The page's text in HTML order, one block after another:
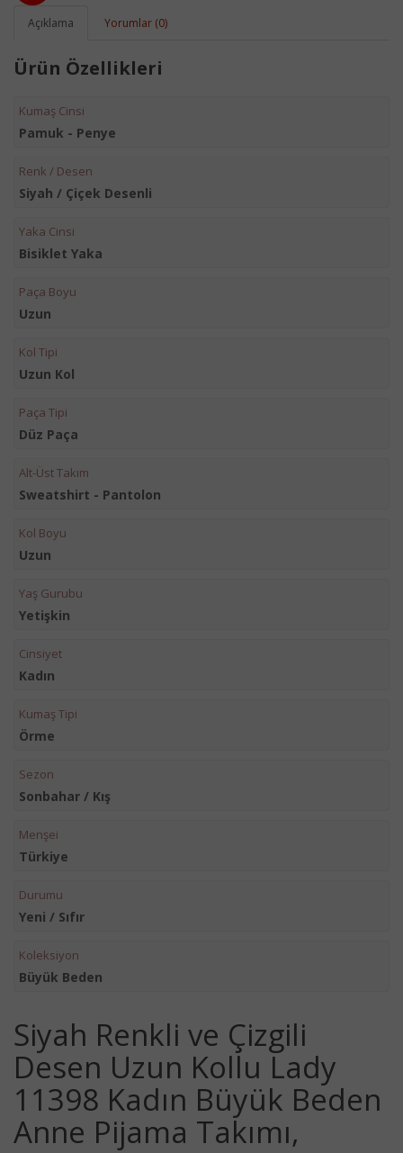
Açıklama Yorumlar (0)
Ürün Özellikleri
Kumaş Cinsi
Pamuk - Penye
Renk / Desen
Siyah / Çiçek Desenli
Yaka Cinsi
Bisiklet Yaka
Paça Boyu
Uzun
Kol Tipi
Uzun Kol
Paça Tipi
Düz Paça
Alt-Üst Takım
Sweatshirt - Pantolon
Kol Boyu
Uzun
Yaş Gurubu
Yetişkin
Cinsiyet
Kadın
Kumaş Tipi
Örme
Sezon
Sonbahar / Kış
Menşei
Türkiye
Durumu
Yeni / Sıfır
Koleksiyon
Büyük Beden
Siyah Renkli ve Çizgili
Desen Uzun Kollu Lady
11398 Kadın Büyük Beden
Anne Pijama Takımı,